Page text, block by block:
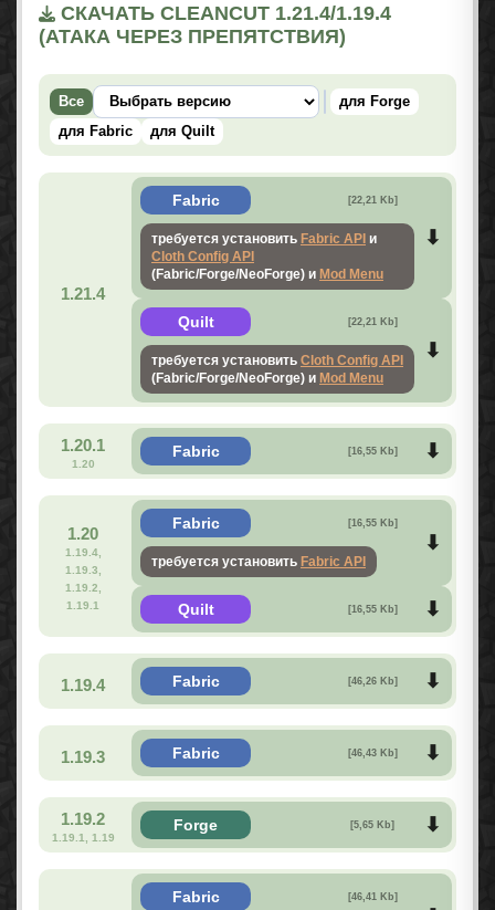
СКАЧАТЬ CLEANCUT 1.21.4/1.19.4
(АТАКА ЧЕРЕЗ ПРЕПЯТСТВИЯ)
Все
для Forge
для Fabric
для Quilt
1.21.4
Fabric [22,21 Kb]
требуется установить Fabric API и
Cloth Config API
(Fabric/Forge/NeoForge) и Mod Menu
Quilt [22,21 Kb]
требуется установить Cloth Config API
(Fabric/Forge/NeoForge) и Mod Menu
1.20.1
1.20
Fabric [16,55 Kb]
1.20
1.19.4,
1.19.3,
1.19.2,
1.19.1
Fabric [16,55 Kb]
требуется установить Fabric API
Quilt [16,55 Kb]
1.19.4 Fabric [46,26 Kb]
1.19.3 Fabric [46,43 Kb]
1.19.2
1.19.1, 1.19
Forge [5,65 Kb]
Fabric [46,41 Kb]